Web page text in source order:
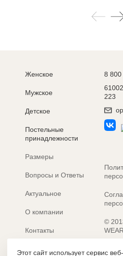
Женское
Мужское
Детское
Постельные
принадлежности
Размеры
Вопросы и Ответы
Актуальное
О компании
Контакты
Электронные каталоги
8
223
©
Этот сайт использует сервис